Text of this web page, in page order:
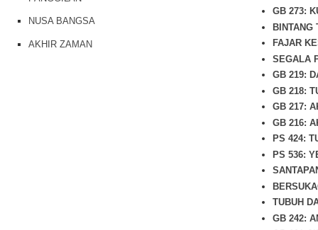
GB 273:
BINTANG
FAJAR
SEGALA
GB 219:
GB 218:
GB 217:
GB 216:
PS 424:
PS 536:
TUBUH
GB 242:
NUSA BANGSA
AKHIR ZAMAN